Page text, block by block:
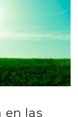
en las